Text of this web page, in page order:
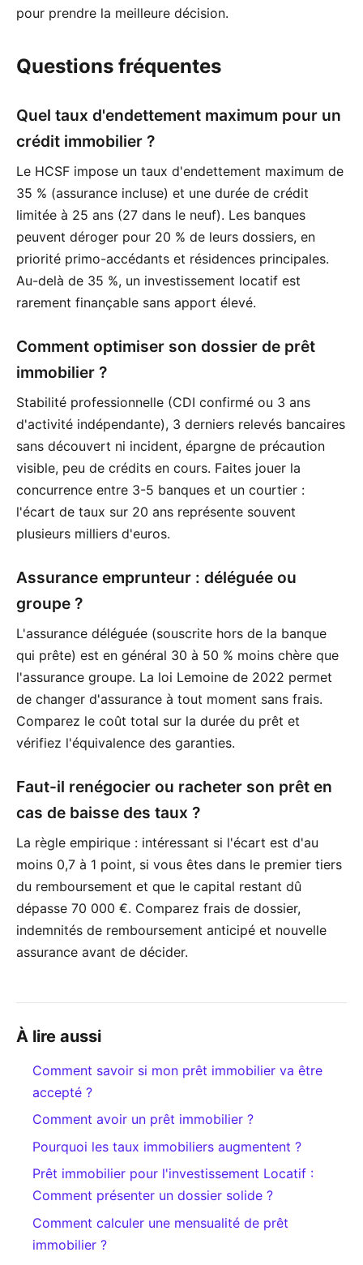
pour prendre la meilleure décision.
Questions fréquentes
Quel taux d'endettement maximum pour un
crédit immobilier ?
Le HCSF impose un taux d'endettement maximum de
35 % (assurance incluse) et une durée de crédit
limitée à 25 ans (27 dans le neuf). Les banques
peuvent déroger pour 20 % de leurs dossiers, en
priorité primo-accédants et résidences principales.
Au-delà de 35 %, un investissement locatif est
rarement finançable sans apport élevé.
Comment optimiser son dossier de prêt
immobilier ?
Stabilité professionnelle (CDI confirmé ou 3 ans
d'activité indépendante), 3 derniers relevés bancaires
sans découvert ni incident, épargne de précaution
visible, peu de crédits en cours. Faites jouer la
concurrence entre 3-5 banques et un courtier :
l'écart de taux sur 20 ans représente souvent
plusieurs milliers d'euros.
Assurance emprunteur : déléguée ou
groupe ?
L'assurance déléguée (souscrite hors de la banque
qui prête) est en général 30 à 50 % moins chère que
l'assurance groupe. La loi Lemoine de 2022 permet
de changer d'assurance à tout moment sans frais.
Comparez le coût total sur la durée du prêt et
vérifiez l'équivalence des garanties.
Faut-il renégocier ou racheter son prêt en
cas de baisse des taux ?
La règle empirique : intéressant si l'écart est d'au
moins 0,7 à 1 point, si vous êtes dans le premier tiers
du remboursement et que le capital restant dû
dépasse 70 000 €. Comparez frais de dossier,
indemnités de remboursement anticipé et nouvelle
assurance avant de décider.
À lire aussi
Comment savoir si mon prêt immobilier va être
accepté ?
Comment avoir un prêt immobilier ?
Pourquoi les taux immobiliers augmentent ?
Prêt immobilier pour l'investissement Locatif :
Comment présenter un dossier solide ?
Comment calculer une mensualité de prêt
immobilier ?